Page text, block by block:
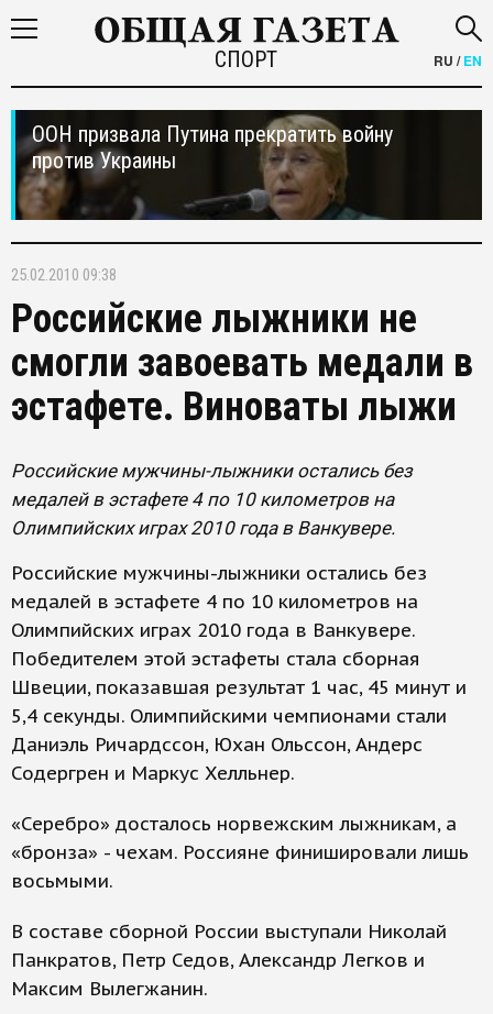
СПОРТ RU /EN
ООН призвала Путина прекратить войну
против Украины
25.02.2010 09:38
Российские лыжники не
смогли завоевать медали в
эстафете. Виноваты лыжи
Российские мужчины-лыжники остались без
медалей в эстафете 4 по 10 километров на
Олимпийских играх 2010 года в Ванкувере.
Российские мужчины-лыжники остались без
медалей в эстафете 4 по 10 километров на
Олимпийских играх 2010 года в Ванкувере.
Победителем этой эстафеты стала сборная
Швеции, показавшая результат 1 час, 45 минут и
5,4 секунды. Олимпийскими чемпионами стали
Даниэль Ричардссон, Юхан Ольссон, Андерс
Содергрен и Маркус Хелльнер.
«Серебро» досталось норвежским лыжникам, а
«бронза» - чехам. Россияне финишировали лишь
восьмыми.
В составе сборной России выступали Николай
Панкратов, Петр Седов, Александр Легков и
Максим Вылегжанин.